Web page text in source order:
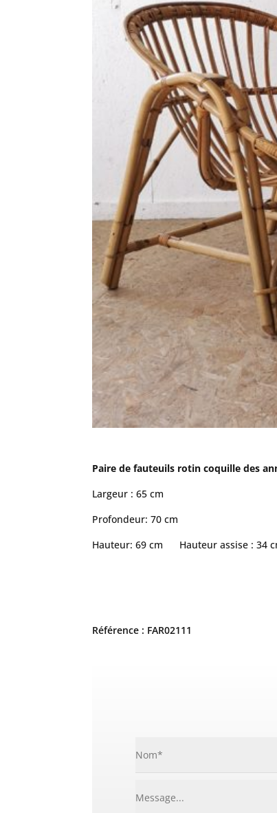
Paire de fauteuils rotin coquille des
Largeur : 65 cm
Profondeur: 70 cm
Hauteur: 69 cm Hauteur assise : 34
Référence : FAR02111